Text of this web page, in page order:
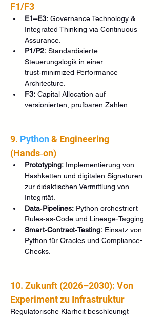
F1/F3
E1–E3: Governance Technology &
Integrated Thinking via Continuous
Assurance.
P1/P2: Standardisierte
Steuerungslogik in einer
trust‑minimized Performance
Architecture.
F3: Capital Allocation auf
versionierten, prüfbaren Zahlen.
9. Python & Engineering
(Hands‑on)
Prototyping: Implementierung von
Hashketten und digitalen Signaturen
zur didaktischen Vermittlung von
Integrität.
Data‑Pipelines: Python orchestriert
Rules‑as‑Code und Lineage-Tagging.
Smart‑Contract‑Testing: Einsatz von
Python für Oracles und Compliance-
Checks.
10. Zukunft (2026–2030): Von
Experiment zu Infrastruktur
Regulatorische Klarheit beschleunigt